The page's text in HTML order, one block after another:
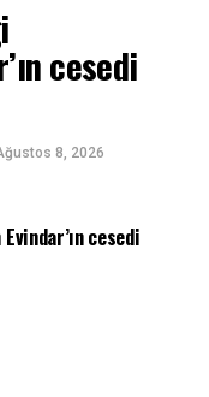
cesedi
8, 2026
cesedi